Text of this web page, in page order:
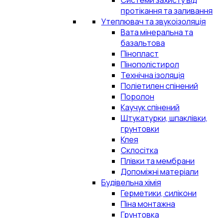
протікання та заливання
Утеплювач та звукоізоляція
Вата мінеральна та
базальтова
Пінопласт
Пінополістирол
Технічна ізоляція
Поліетилен спінений
Поролон
Каучук спінений
Штукатурки, шпаклівки,
грунтовки
Клея
Склосітка
Плівки та мембрани
Допоміжні матеріали
Будівельна хімія
Герметики, силікони
Піна монтажна
Грунтовка